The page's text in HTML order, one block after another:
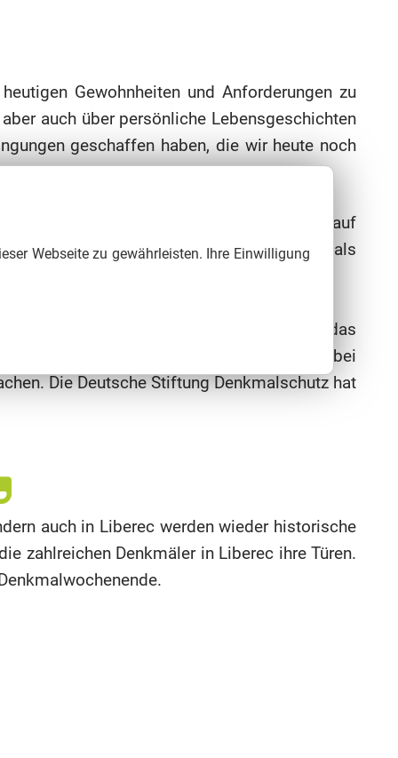
Gewohnheiten und Anforderungen zu
auch über persönliche Lebensgeschichten
geschaffen haben, die wir heute noch
das Raumklima oder die Akustik.
ihrer Ortsteile. Gehen Sie einmal jährlich auf
Helfern zum Tag des offenen Denkmals
Tag zu einem Ereignis entwickelt, das
wieder für alle etwas Interessantes dabei
Die Deutsche Stiftung Denkmalschutz hat
auch in Liberec werden wieder historische
zahlreichen Denkmäler in Liberec ihre Türen.
Webseite zu gewährleisten. Ihre Einwilligung